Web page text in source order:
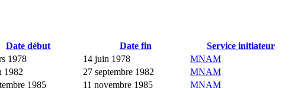
Date début Date fin
Service initiateur
1978 14 juin 1978
MNAM
1982 27 septembre 1982
MNAM
1985 11 novembre 1985
MNAM